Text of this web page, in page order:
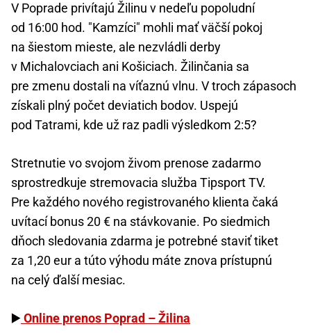
V Poprade privítajú Žilinu v nedeľu popoludní
od 16:00 hod. "Kamzíci" mohli mať väčší pokoj
na šiestom mieste, ale nezvládli derby
v Michalovciach ani Košiciach. Žilinčania sa
pre zmenu dostali na víťaznú vlnu. V troch zápasoch
získali plný počet deviatich bodov. Uspejú
pod Tatrami, kde už raz padli výsledkom 2:5?
Stretnutie vo svojom živom prenose zadarmo
sprostredkuje stremovacia služba Tipsport TV.
Pre každého nového registrovaného klienta čaká
uvítací bonus 20 € na stávkovanie. Po siedmich
dňoch sledovania zdarma je potrebné staviť tiket
za 1,20 eur a túto výhodu máte znova prístupnú
na celý ďalší mesiac.
▶️Online prenos Poprad – Žilina